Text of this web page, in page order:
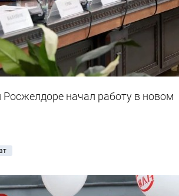
начал работу в новом